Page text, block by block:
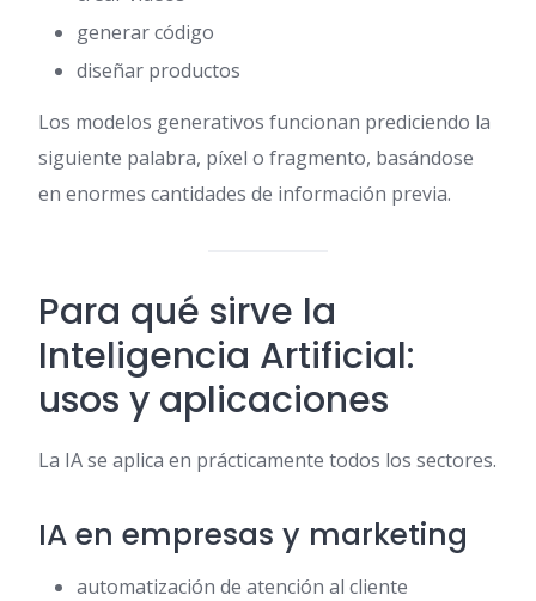
generar código
diseñar productos
Los modelos generativos funcionan prediciendo la
siguiente palabra, píxel o fragmento, basándose
en enormes cantidades de información previa.
Para qué sirve la
Inteligencia Artificial:
usos y aplicaciones
La IA se aplica en prácticamente todos los sectores.
IA en empresas y marketing
automatización de atención al cliente